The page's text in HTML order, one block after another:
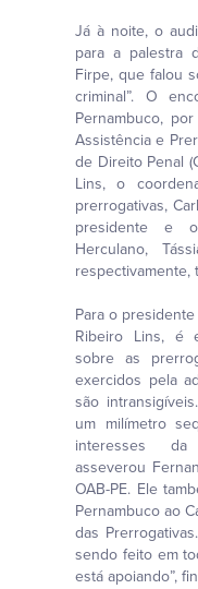
Já à noite, o
para a palestra
Firpe, que falou
criminal”. O
Pernambuco,
Assistência e
de Direito Penal
Lins, o
prerrogativas,
presidente e
Herculano,
respectivamente,
Para o
Ribeiro Lins, é
sobre as
exercidos pela
são
um milímetro
interesses da
asseverou
OAB-PE. Ele
Pernambuco ao
das
sendo feito em
está apoiando”,